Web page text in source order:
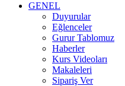
GENEL
Duyurular
Eğlenceler
Gurur Tablomuz
Haberler
Kurs Videoları
Makaleleri
Sipariş Ver